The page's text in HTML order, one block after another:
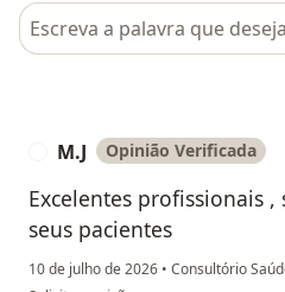
Pesquisar em opiniões
M.J Opinião Verificada
Excelentes profissionais
seus pacientes
10 de julho de 2026 • Consultório